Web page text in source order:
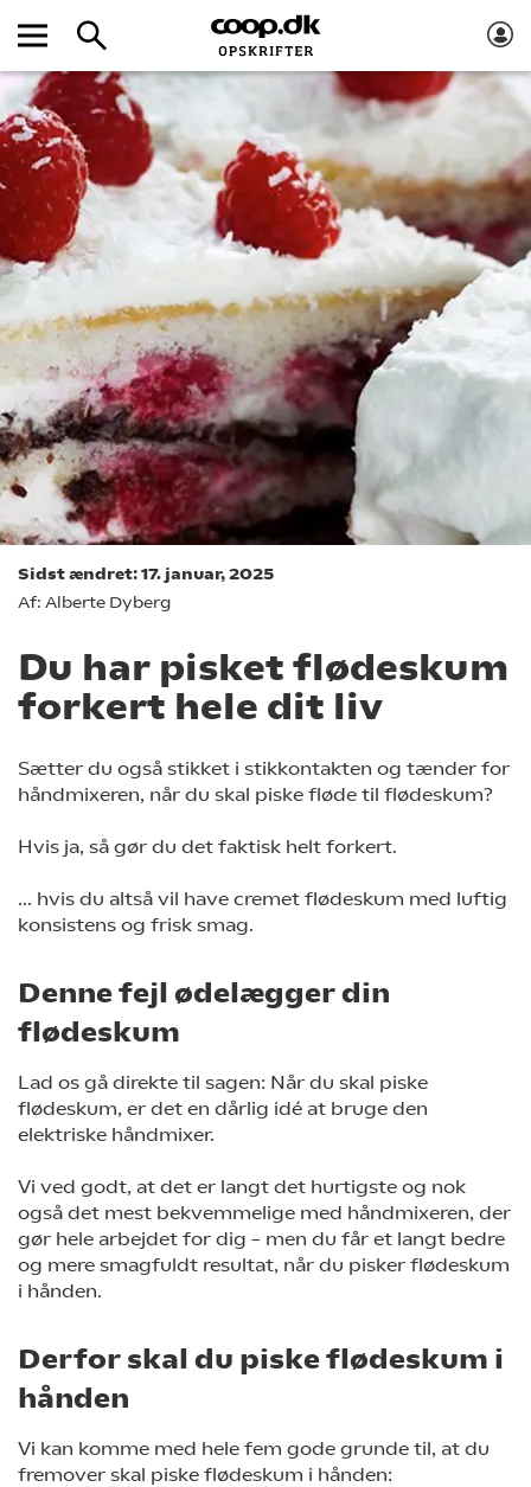
Sidst ændret: 17. januar, 2025
Af: Alberte Dyberg
Du har pisket flødeskum
forkert hele dit liv
Sætter du også stikket i stikkontakten og tænder for
håndmixeren, når du skal piske fløde til flødeskum?
Hvis ja, så gør du det faktisk helt forkert.
... hvis du altså vil have cremet flødeskum med luftig
konsistens og frisk smag.
Denne fejl ødelægger din
flødeskum
Lad os gå direkte til sagen: Når du skal piske
flødeskum, er det en dårlig idé at bruge den
elektriske håndmixer.
Vi ved godt, at det er langt det hurtigste og nok
også det mest bekvemmelige med håndmixeren, der
gør hele arbejdet for dig – men du får et langt bedre
og mere smagfuldt resultat, når du pisker flødeskum
i hånden.
Derfor skal du piske flødeskum i
hånden
Vi kan komme med hele fem gode grunde til, at du
fremover skal piske flødeskum i hånden: